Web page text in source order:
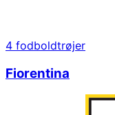
4 fodboldtrøjer
Fiorentina